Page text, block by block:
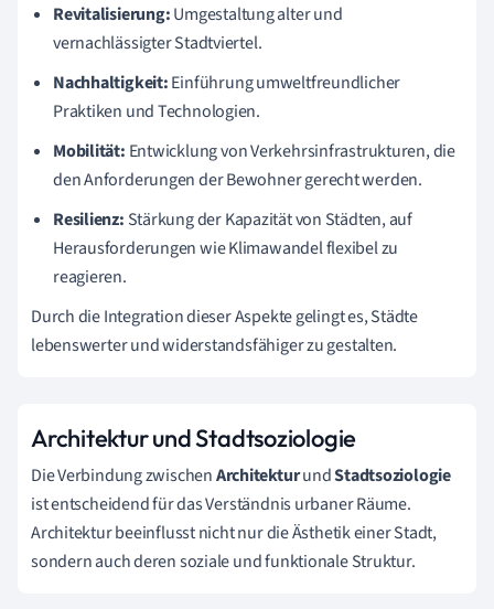
Revitalisierung:Umgestaltung alter und
vernachlässigter Stadtviertel.
Nachhaltigkeit:Einführung umweltfreundlicher
Praktiken und Technologien.
Mobilität: Entwicklung von Verkehrsinfrastrukturen, die
den Anforderungen der Bewohner gerecht werden.
Resilienz: Stärkung der Kapazität von Städten, auf
Herausforderungen wie Klimawandel flexibel zu
reagieren.
Durch die Integration dieser Aspekte gelingt es, Städte
lebenswerter und widerstandsfähiger zu gestalten.
Architektur und Stadtsoziologie
Die Verbindung zwischenArchitekturundStadtsoziologie
ist entscheidend für das Verständnis urbaner Räume.
Architektur beeinflusst nicht nur die Ästhetik einer Stadt,
sondern auch deren soziale und funktionale Struktur.